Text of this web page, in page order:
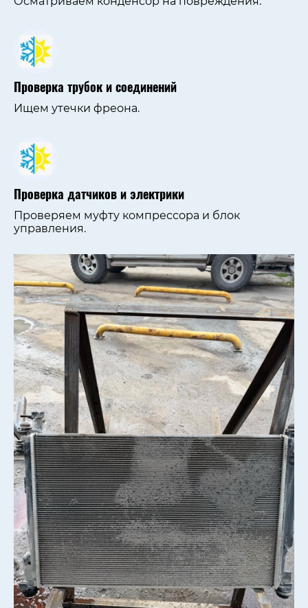
Проверка трубок и соединений
Ищем утечки фреона.
Проверка датчиков и электрики
Проверяем муфту компрессора и блок
управления.